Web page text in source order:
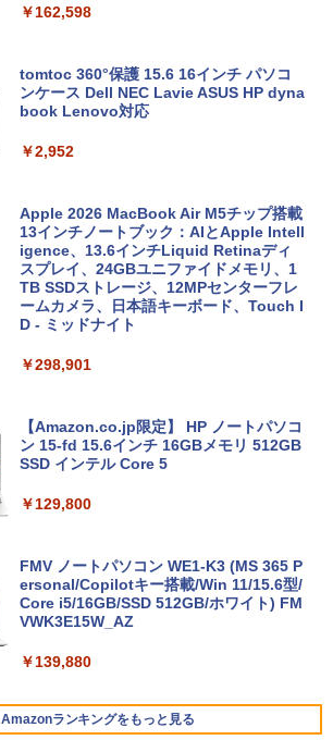
￥162,598
tomtoc 360°保護 15.6 16インチ パソコ
ンケース Dell NEC Lavie ASUS HP dyna
book Lenovo対応
￥2,952
Apple 2026 MacBook Air M5チップ搭載
13インチノートブック：AIとApple Intell
igence、13.6インチLiquid Retinaディ
スプレイ、24GBユニファイドメモリ、1
TB SSDストレージ、12MPセンターフレ
ームカメラ、日本語キーボード、Touch I
D - ミッドナイト
￥298,901
【Amazon.co.jp限定】 HP ノートパソコ
ン 15-fd 15.6インチ 16GBメモリ 512GB
SSD インテル Core 5
￥129,800
FMV ノートパソコン WE1-K3 (MS 365 P
ersonal/Copilotキー搭載/Win 11/15.6型/
Core i5/16GB/SSD 512GB/ホワイト) FM
VWK3E15W_AZ
￥139,880
Amazonランキングをもっと見る